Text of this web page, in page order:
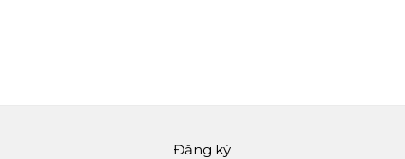
Đăng ký